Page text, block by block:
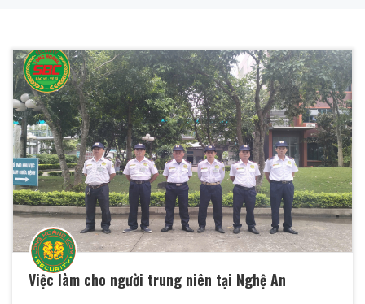
Việc làm cho người trung niên tại Nghệ An